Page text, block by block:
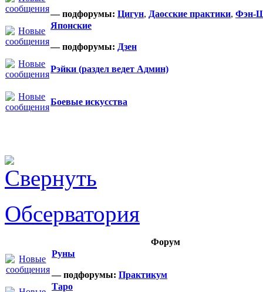
— подфорумы: Цигун, Даосские практики, Фэн-
Японские
— подфорумы: Дзен
Рэйки (раздел ведет Админ)
Боевые искусства
Обсерватория
Форум
Руны
— подфорумы: Практикум
Таро